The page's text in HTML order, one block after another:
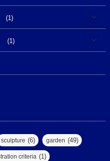
(1)
(5)
(16)
(2)
(1)
(1)
sculpture (6) garden (49)
criteria (1)